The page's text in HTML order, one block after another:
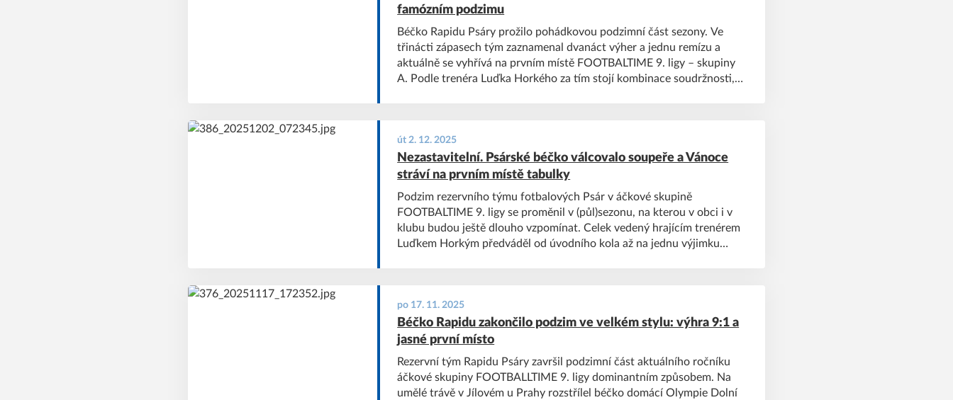
famózním podzimu
Béčko Rapidu Psáry prožilo pohádkovou podzimní část sezony. Ve
třinácti zápasech tým zaznamenal dvanáct výher a jednu remízu a
aktuálně se vyhřívá na prvním místě FOOTBALTIME 9. ligy – skupiny
A. Podle trenéra Luďka Horkého za tím stojí kombinace soudržnosti,
út 2. 12. 2025
Nezastavitelní. Psárské béčko válcovalo soupeře a Vánoce
stráví na prvním místě tabulky
Podzim rezervního týmu fotbalových Psár v áčkové skupině
FOOTBALTIME 9. ligy se proměnil v (půl)sezonu, na kterou v obci i v
klubu budou ještě dlouho vzpomínat. Celek vedený hrajícím trenérem
Luďkem Horkým předváděl od úvodního kola až na jednu výjimku
remizovalo. Díky tomu přezimovalo na prvním místě tabulky, a to s
obrovskou bodovou rezervou na druhou zálohu Jesenice.
po 17. 11. 2025
Béčko Rapidu zakončilo podzim ve velkém stylu: výhra 9:1 a
jasné první místo
Rezervní tým Rapidu Psáry završil podzimní část aktuálního ročníku
áčkové skupiny FOOTBALLTIME 9. ligy dominantním způsobem. Na
umělé trávě v Jílovém u Prahy rozstřílel béčko domácí Olympie Dolní